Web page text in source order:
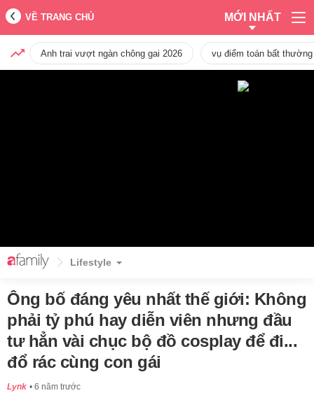
VỀ TRANG CHỦ MỚI NHẤT
Anh trai vượt ngàn chông gai 2026 vụ điểm toán bất
Lifestyle
Ông bố đáng yêu nhất thế giới: Không
phải tỷ phú hay diễn viên nhưng đầu
tư hẳn vài chục bộ đồ cosplay để đi...
đổ rác cùng con gái
Lynk 6 năm trước